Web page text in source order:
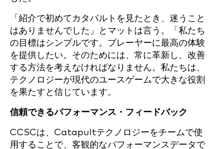
「紹介で初めてカタパルトを見たとき、迷うこと
はありませんでした」とマットは言う。「私たち
の目標はシンプルです。プレーヤーに最高の体験
を提供したい。そのためには、常に革新し、改善
する方法を考えなければなりません。私たちは、
テクノロジーが現代のユースゲームで大きな役割
を果たすと信じています。
信頼できるパフォーマンス・フィードバック
CCSCは、Catapultテクノロジーをチームで使
用することで、客観的なパフォーマンスデータで